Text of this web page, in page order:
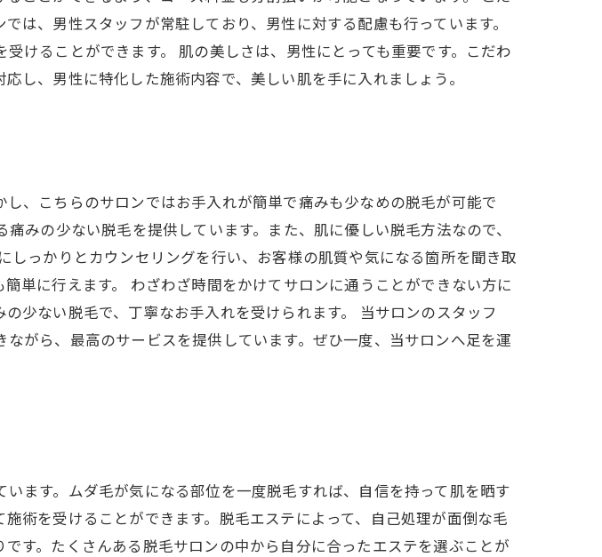
は、男性スタッフが常駐しており、男性に対する配慮も行っています。
けることができます。 肌の美しさは、男性にとっても重要です。こだわ
し、男性に特化した施術内容で、美しい肌を手に入れましょう。
、こちらのサロンではお手入れが簡単で痛みも少なめの脱毛が可能で
みの少ない脱毛を提供しています。また、肌に優しい脱毛方法なので、
っかりとカウンセリングを行い、お客様の肌質や気になる箇所を聞き取
単に行えます。 わざわざ時間をかけてサロンに通うことができない方に
少ない脱毛で、丁寧なお手入れを受けられます。 当サロンのスタッフ
がら、最高のサービスを提供しています。ぜひ一度、当サロンへ足を運
ます。ムダ毛が気になる部位を一度脱毛すれば、自信を持って肌を晒す
術を受けることができます。脱毛エステによって、自己処理が面倒な毛
す。たくさんある脱毛サロンの中から自分に合ったエステを選ぶことが